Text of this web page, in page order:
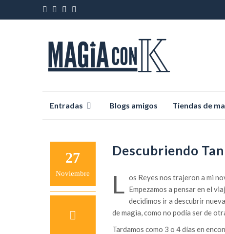
Entradas Blogs amigos Tiendas de
27
Noviembre
Descubriendo
L os Reyes nos trajeron a mi
Empezamos a pensar en el
decidimos ir a descubrir
de magia, como no podía ser de
Tardamos como 3 o 4 días en